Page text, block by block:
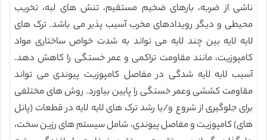
ناشی از ضربه، بارهای ضخیم مستقیم، تنش های لبه، تخریب
محیطی و دیگر رویدادهای مخرب آسیب پذیر می باشد. ترک های
لایه لایه بین چند لایه می تواند به شدت خواص ساختاری مواد
کامپوزیت، مانند مقاومت تراکمی و عمر خستگی را کاهش دهد.
آسیب لایه لایه شدگی در مفاصل کامپوزیت پیوندی می تواند
مقاومت کششی وعمر خستگی را پایین بیاورد. روش های مختلفی
برای جلوگیری از شروع و/یا رشد ترک های لایه لایه در قطعات (پانل
های) کامپوزیت و مفاصل پیوندی، شامل سیستم های رزین سخت،